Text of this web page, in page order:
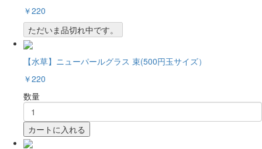
￥220
ただいま品切れ中です。
【水草】ニューパールグラス 束(500円玉サイズ）
￥220
数量
カートに入れる